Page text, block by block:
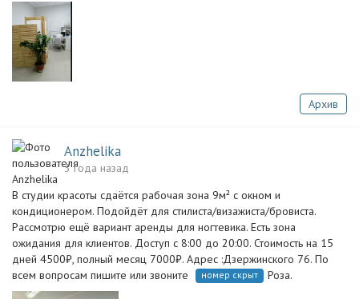
Архив
Anzhelika
3 года назад
В студии красоты сдаётся рабочая зона 9м² с окном и
кондиционером. Подойдёт для стилиста/визажиста/бровиста.
Рассмотрю ещё вариант аренды для ногтевика. Есть зона
ожидания для клиентов. Доступ с 8:00 до 20:00. Стоимость на 15
дней 4500₽, полный месяц 7000₽. Адрес :Дзержинского 76. По
всем вопросам пишите или звоните
номер скрыт Роза.